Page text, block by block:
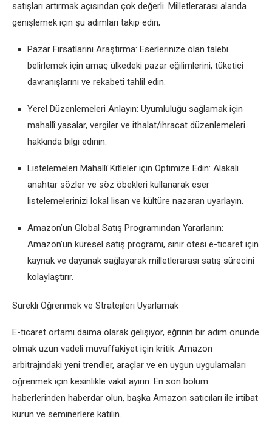
satışları artırmak açısından çok değerli. Milletlerarası alanda
genişlemek için şu adımları takip edin;
Pazar Fırsatlarını Araştırma: Eserlerinize olan talebi
belirlemek için amaç ülkedeki pazar eğilimlerini, tüketici
davranışlarını ve rekabeti tahlil edin.
Yerel Düzenlemeleri Anlayın: Uyumluluğu sağlamak için
mahallî yasalar, vergiler ve ithalat/ihracat düzenlemeleri
hakkında bilgi edinin.
Listelemeleri Mahallî Kitleler için Optimize Edin: Alakalı
anahtar sözler ve söz öbekleri kullanarak eser
listelemelerinizi lokal lisan ve kültüre nazaran uyarlayın.
Amazon’un Global Satış Programından Yararlanın:
Amazon’un küresel satış programı, sınır ötesi e-ticaret için
kaynak ve dayanak sağlayarak milletlerarası satış sürecini
kolaylaştırır.
Sürekli Öğrenmek ve Stratejileri Uyarlamak
E-ticaret ortamı daima olarak gelişiyor, eğrinin bir adım önünde
olmak uzun vadeli muvaffakiyet için kritik. Amazon
arbitrajındaki yeni trendler, araçlar ve en uygun uygulamaları
öğrenmek için kesinlikle vakit ayırın. En son bölüm
haberlerinden haberdar olun, başka Amazon satıcıları ile irtibat
kurun ve seminerlere katılın.